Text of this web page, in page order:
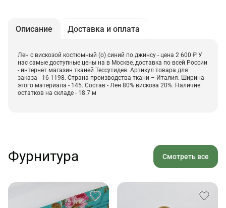
Описание Доставка и оплата
Лен с вискозой костюмный (о) синий по джинсу - цена 2 600 ₽ У
нас самые доступные цены на в Москве, доставка по всей России
- интернет магазин тканей Тессутидея. Артикул товара для
заказа - 16-1198. Страна производства ткани – Италия. Ширина
этого материала - 145. Состав - Лен 80% вискоза 20%. Наличие
остатков на складе - 18.7 м
Фурнитура Смотреть все